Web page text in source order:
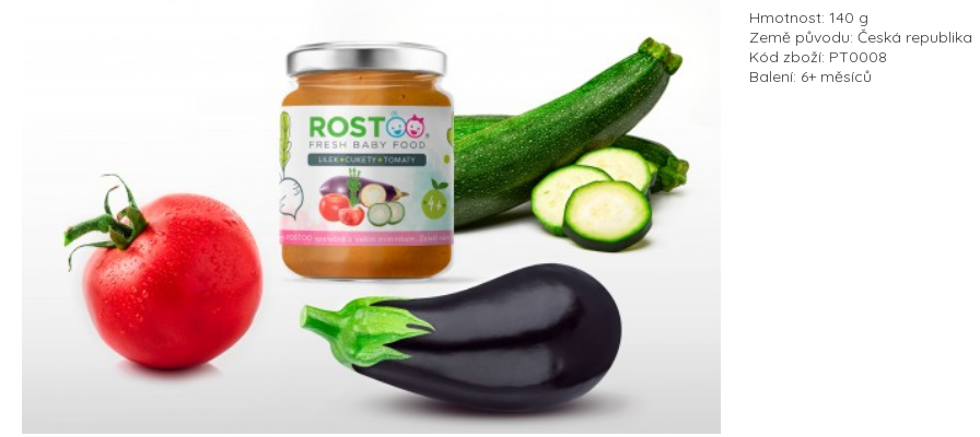
Hmotnost: 140 g
Země původu: Česká republika
Kód zboží: PT0008
Balení: 6+ měsíců